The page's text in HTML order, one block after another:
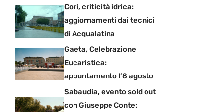
Cori, criticità idrica:
aggiornamenti dai tecnici
di Acqualatina
Gaeta, Celebrazione
Eucaristica:
appuntamento l’8 agosto
Sabaudia, evento sold out
con Giuseppe Conte: